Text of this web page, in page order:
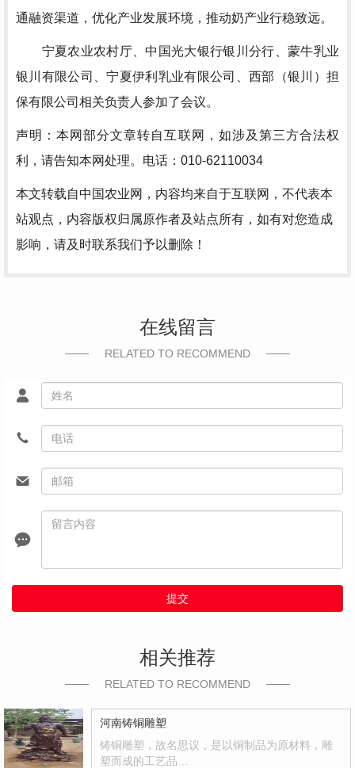
通融资渠道，优化产业发展环境，推动奶产业行稳致远。
宁夏农业农村厅、中国光大银行银川分行、蒙牛乳业
银川有限公司、宁夏伊利乳业有限公司、西部（银川）担
保有限公司相关负责人参加了会议。
声明：本网部分文章转自互联网，如涉及第三方合法权
利，请告知本网处理。电话：010-62110034
本文转载自中国农业网，内容均来自于互联网，不代表本
站观点，内容版权归属原作者及站点所有，如有对您造成
影响，请及时联系我们予以删除！
在线留言
RELATED TO RECOMMEND
提交
相关推荐
RELATED TO RECOMMEND
河南铸铜雕塑
铸铜雕塑，故名思议，是以铜制品为原材料，雕
塑而成的工艺品…